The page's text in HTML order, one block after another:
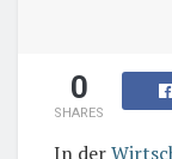
0
SHARES
In der